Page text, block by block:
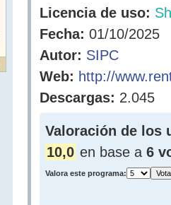
Licencia de uso:
Fecha: 01/10/2025
Autor: SIPC
Web: http://
Descargas: 2.045
Valoración de los
10,0 en base a 6
Valora este programa: